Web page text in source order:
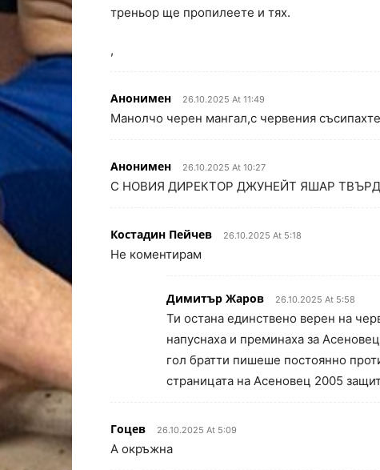
треньор ще пропилеете и тях.
,
Анонимен 26.10.2025 At 11:49
Манолчо черен мангал,с червения
Анонимен 26.10.2025 At 10:27
С НОВИЯ ДИРЕКТОР ДЖУНЕЙТ ЯШАР
Костадин Пейчев 26.10.2025 At 5:18
Не коментирам
Димитър Жаров 26.10.2025 At 5:58
Ти остана единствено верен на
напуснаха и преминаха за
гол братти пишеше постоянно
страницата на Асеновец 2005
Гоцев 26.10.2025 At 5:09
А окръжна